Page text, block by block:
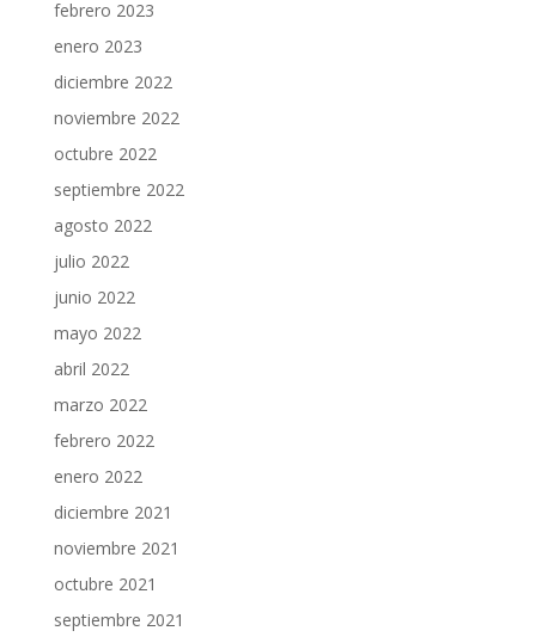
febrero 2023
enero 2023
diciembre 2022
noviembre 2022
octubre 2022
septiembre 2022
agosto 2022
julio 2022
junio 2022
mayo 2022
abril 2022
marzo 2022
febrero 2022
enero 2022
diciembre 2021
noviembre 2021
octubre 2021
septiembre 2021